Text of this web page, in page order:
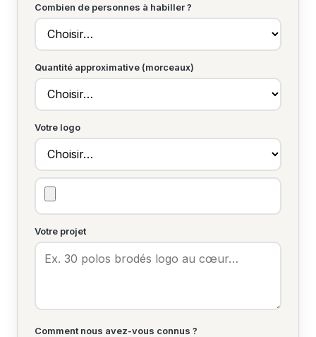
Combien de personnes à habiller ?
Quantité approximative (morceaux)
Votre logo
Votre projet
Comment nous avez-vous connus ?